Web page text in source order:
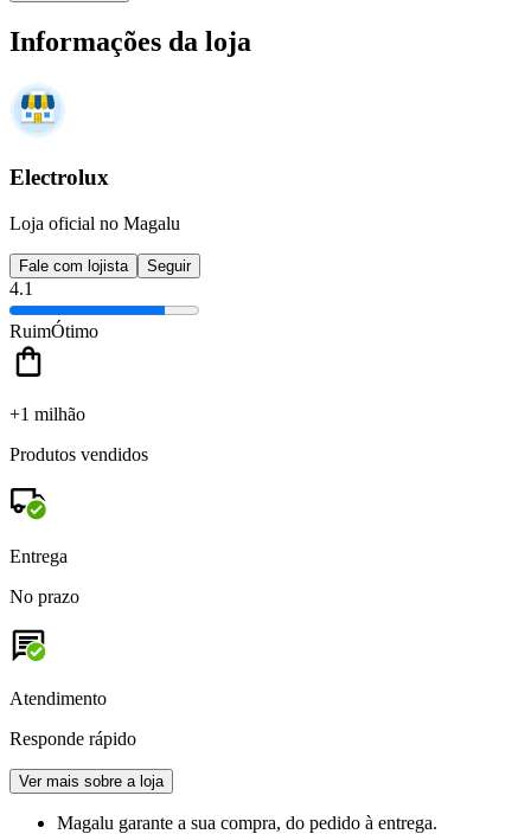
Informações da loja
Electrolux
Loja oficial no Magalu
Fale com lojista Seguir
4.1
RuimÓtimo
+1 milhão
Produtos vendidos
Entrega
No prazo
Atendimento
Responde rápido
Ver mais sobre a loja
Magalu garante a sua compra, do pedido à entrega.